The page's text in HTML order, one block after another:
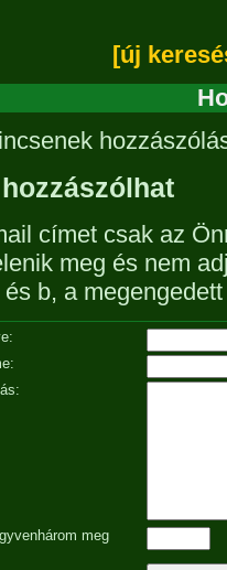
[új
címet csak az
meg és nem
és b, a
meg